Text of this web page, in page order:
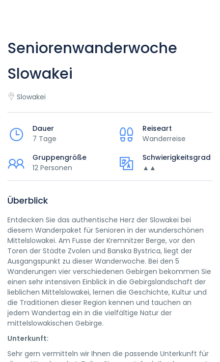
Seniorenwanderwoche
Slowakei
Slowakei
Dauer
7 Tage
Reiseart
Wanderreise
Gruppengröße
12 Personen
Schwierigkeitsgrad
▲▲
Überblick
Entdecken Sie das authentische Herz der Slowakei bei
diesem Wanderpaket für Senioren in der wunderschönen
Mittelslowakei. Am Fusse der Kremnitzer Berge, vor den
Toren der Städte Zvolen und Banska Bystrica, liegt der
Ausgangspunkt zu dieser Wanderwoche. Bei den 5
Wanderungen vier verschiedenen Gebirgen bekommen Sie
einen sehr intensiven Einblick in die Gebirgslandschaft der
lieblichen Mittelslowakei, lernen die Geschichte, Kultur und
die Traditionen dieser Region kennen und tauchen an
jedem Wandertag ein in die vielfältige Natur der
mittelslowakischen Gebirge.
Unterkunft:
Sehr gern vermitteln wir Ihnen die passende Unterkunft für